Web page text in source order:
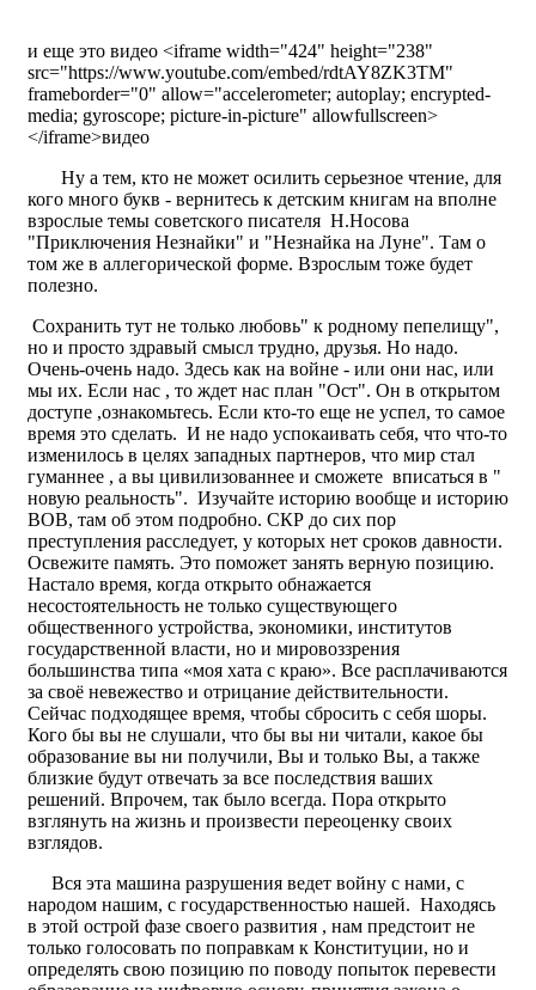
и еще это видео <iframe width="424" height="238"
src="https://www.youtube.com/embed/rdtAY8ZK3TM"
frameborder="0" allow="accelerometer; autoplay; encrypted-
media; gyroscope; picture-in-picture" allowfullscreen>
</iframe>видео
Ну а тем, кто не может осилить серьезное чтение, для
кого много букв - вернитесь к детским книгам на вполне
взрослые темы советского писателя Н.Носова
"Приключения Незнайки" и "Незнайка на Луне". Там о
том же в аллегорической форме. Взрослым тоже будет
полезно.
Сохранить тут не только любовь" к родному пепелищу",
но и просто здравый смысл трудно, друзья. Но надо.
Очень-очень надо. Здесь как на войне - или они нас, или
мы их. Если нас , то ждет нас план "Ост". Он в открытом
доступе ,ознакомьтесь. Если кто-то еще не успел, то самое
время это сделать. И не надо успокаивать себя, что что-то
изменилось в целях западных партнеров, что мир стал
гуманнее , а вы цивилизованнее и сможете вписаться в "
новую реальность". Изучайте историю вообще и историю
ВОВ, там об этом подробно. СКР до сих пор
преступления расследует, у которых нет сроков давности.
Освежите память. Это поможет занять верную позицию.
Настало время, когда открыто обнажается
несостоятельность не только существующего
общественного устройства, экономики, институтов
государственной власти, но и мировоззрения
большинства типа «моя хата с краю». Все расплачиваются
за своё невежество и отрицание действительности.
Сейчас подходящее время, чтобы сбросить с себя шоры.
Кого бы вы не слушали, что бы вы ни читали, какое бы
образование вы ни получили, Вы и только Вы, а также
близкие будут отвечать за все последствия ваших
решений. Впрочем, так было всегда. Пора открыто
взглянуть на жизнь и произвести переоценку своих
взглядов.
Вся эта машина разрушения ведет войну с нами, с
народом нашим, с государственностью нашей. Находясь
в этой острой фазе своего развития , нам предстоит не
только голосовать по поправкам к Конституции, но и
определять свою позицию по поводу попыток перевести